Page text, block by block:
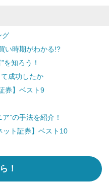
グ
い時期がわかる!?
知ろう！
成功したか
券】ベスト9
”の手法を紹介！
ット証券】ベスト10
！